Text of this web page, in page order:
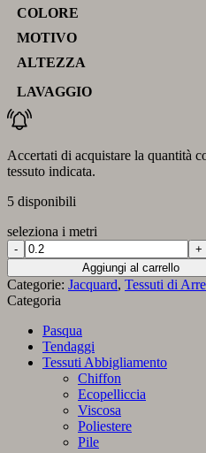
COLORE
MOTIVO
ALTEZZA
LAVAGGIO
Accertati di acquistare la quantità
tessuto indicata.
5 disponibili
seleziona i metri
Tessuto
con
motivo
tropicale
foglie
beige
fondo
kaki
quantità
Aggiungi al carrello
Categorie: Jacquard, Tessuti di
Categoria
Pasqua
Tendaggi
Tessuti Abbigliamento
Chiffon
Ecopelliccia
Viscosa
Poliestere
Pile